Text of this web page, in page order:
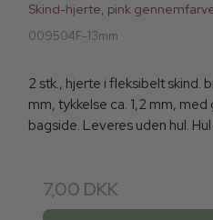
Skind-hjerte, pink
009504F-13mm
2 stk., hjerte i fleksibelt skind.
mm, tykkelse ca. 1,2 mm,
bagside. Leveres uden hul.
7,00 DKK